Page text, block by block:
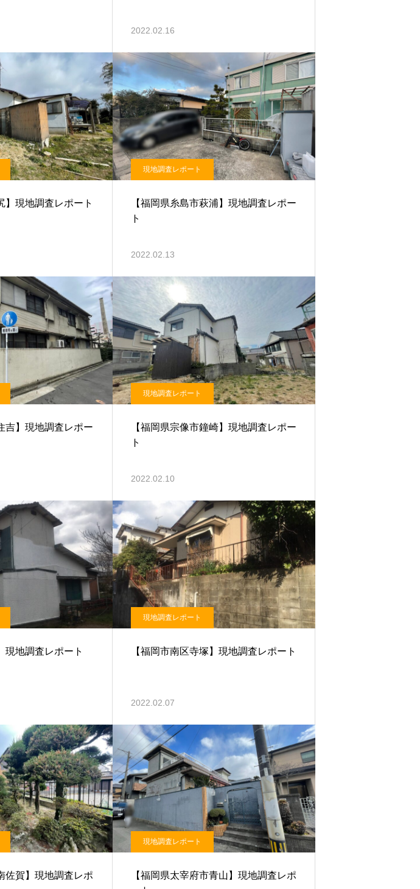
2022.02.16
】現地調査レポート
現地調査レポート
【福岡県糸島市萩浦】現地調査レポー
ト
2022.02.13
吉】現地調査レポー
現地調査レポート
【福岡県宗像市鐘崎】現地調査レポー
ト
2022.02.10
現地調査レポート
現地調査レポート
【福岡市南区寺塚】現地調査レポート
2022.02.07
佐賀】現地調査レポ
現地調査レポート
【福岡県太宰府市青山】現地調査レポ